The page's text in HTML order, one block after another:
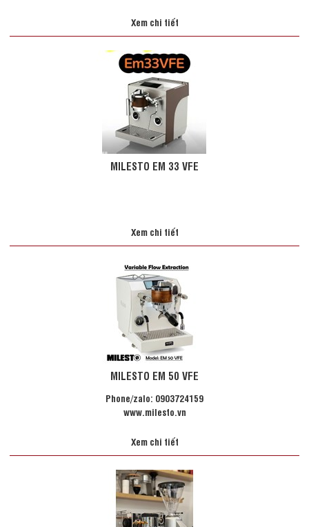
Xem chi tiết
MILESTO EM 33 VFE
Xem chi tiết
MILESTO EM 50 VFE
Phone/zalo: 0903724159
www.milesto.vn
Xem chi tiết